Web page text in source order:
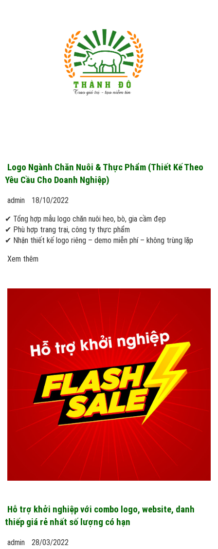
Logo Ngành Chăn Nuôi & Thực Phẩm (Thiết Kế Theo
Yêu Cầu Cho Doanh Nghiệp)
admin
18/10/2022
✔ Tổng hợp mẫu logo chăn nuôi heo, bò, gia cầm đẹp
✔ Phù hợp trang trại, công ty thực phẩm
✔ Nhận thiết kế logo riêng – demo miễn phí – không trùng lặp
Xem thêm
Hỗ trợ khởi nghiệp với combo logo, website, danh
thiếp giá rẻ nhất số lượng có hạn
admin 28/03/2022